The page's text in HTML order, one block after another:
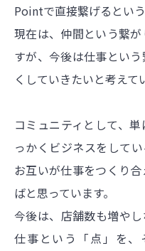
Pointで直接繋げるとい
現在は、仲間という繋
すが、今後は仕事とい
くしていきたいと考えて
コミュニティとして、
っかくビジネスをして
お互いが仕事をつくり
ばと思っています。
今後は、店舗数も増や
仕事という「点」を